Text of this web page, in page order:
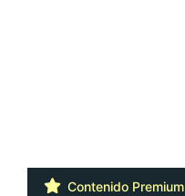
Contenido Premium